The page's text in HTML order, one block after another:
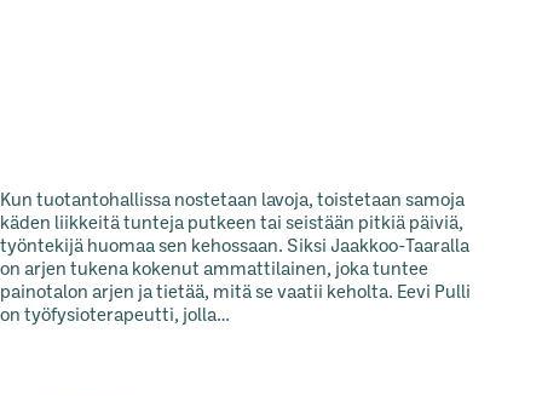
Kun tuotantohallissa nostetaan lavoja, toistetaan samoja
käden liikkeitä tunteja putkeen tai seistään pitkiä päiviä,
työntekijä huomaa sen kehossaan. Siksi Jaakkoo-Taaralla
on arjen tukena kokenut ammattilainen, joka tuntee
painotalon arjen ja tietää, mitä se vaatii keholta. Eevi Pulli
on työfysioterapeutti, jolla…